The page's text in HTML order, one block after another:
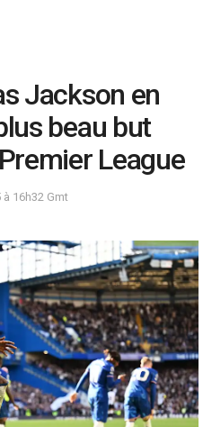
Jackson en
beau but
League
16h32 Gmt